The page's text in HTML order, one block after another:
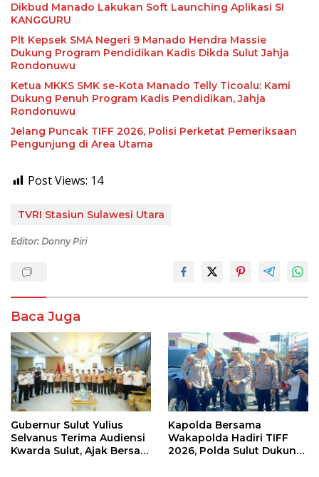
Dikbud Manado Lakukan Soft Launching Aplikasi SI
KANGGURU
Plt Kepsek SMA Negeri 9 Manado Hendra Massie
Dukung Program Pendidikan Kadis Dikda Sulut Jahja
Rondonuwu
Ketua MKKS SMK se-Kota Manado Telly Ticoalu: Kami
Dukung Penuh Program Kadis Pendidikan, Jahja
Rondonuwu
Jelang Puncak TIFF 2026, Polisi Perketat Pemeriksaan
Pengunjung di Area Utama
Post Views: 14
TVRI Stasiun Sulawesi Utara
Editor: Donny Piri
Baca Juga
Gubernur Sulut Yulius
Selvanus Terima Audiensi
Kwarda Sulut, Ajak Bersatu
Kapolda Bersama
Wakapolda Hadiri TIFF
2026, Polda Sulut Dukung